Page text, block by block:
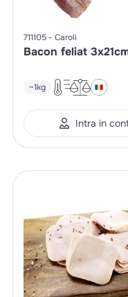
711105 Caroli
Bacon feliat
~1kg
Intra in